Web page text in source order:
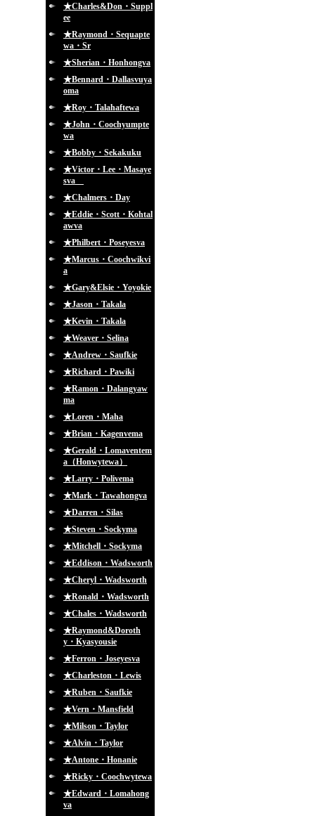
★Charles&Don・Suppl
ee
★Raymond・Sequapte
wa・Sr
★Sherian・Honhongva
★Bennard・Dallasvuya
oma
★Roy・Talahaftewa
★John・Coochyumpte
wa
★Bobby・Sekakuku
★Victor・Lee・Masaye
sva
★Chalmers・Day
★Eddie・Scott・Kohtal
awva
★Philbert・Poseyesva
★Marcus・Coochwikvi
a
★Gary&Elsie・Yoyokie
★Jason・Takala
★Kevin・Takala
★Weaver・Selina
★Andrew・Saufkie
★Richard・Pawiki
★Ramon・Dalangyaw
ma
★Loren・Maha
★Brian・Kagenvema
★Gerald・Lomaventem
a（Honwytewa）
★Larry・Polivema
★Mark・Tawahongva
★Darren・Silas
★Steven・Sockyma
★Mitchell・Sockyma
★Eddison・Wadsworth
★Cheryl・Wadsworth
★Ronald・Wadsworth
★Chales・Wadsworth
★Raymond&Doroth
y・Kyasyousie
★Ferron・Joseyesva
★Charleston・Lewis
★Ruben・Saufkie
★Vern・Mansfield
★Milson・Taylor
★Alvin・Taylor
★Antone・Honanie
★Ricky・Coochwytewa
★Edward・Lomahong
va